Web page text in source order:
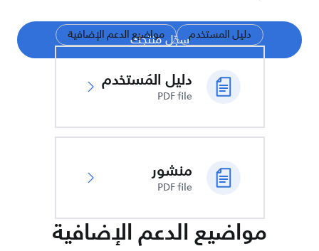
سجّل منتجكدليل المستخدم مواضيع الدعم الإضافية
دليل المُستخدم
PDF file
منشور
PDF file
مواضيع الدعم الإضافية